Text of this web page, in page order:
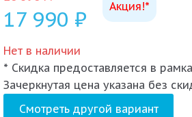
Акция!*
17 990 ₽
Нет в наличии
* Скидка предоставляется в
Зачеркнутая цена указана без
Смотреть другой вариант